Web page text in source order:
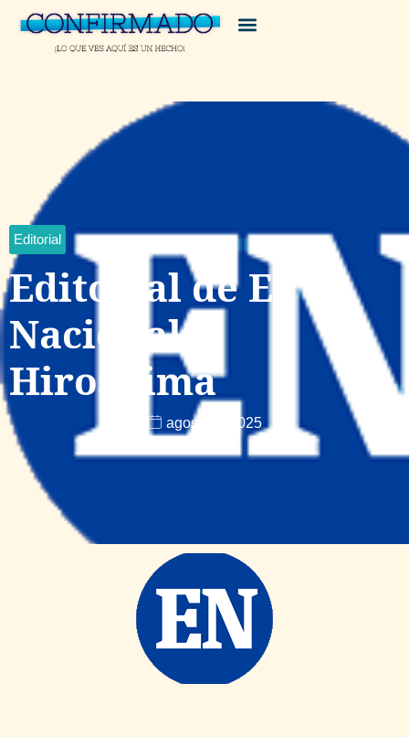
Editorial
Editorial de El
Nacional:
Hiroshima
agosto 7, 2025